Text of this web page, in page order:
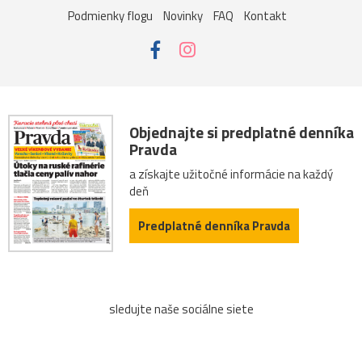
Podmienky flogu Novinky FAQ Kontakt
Objednajte si predplatné denníka
Pravda
a získajte užitočné informácie na každý
deň
Predplatné denníka Pravda
sledujte naše sociálne siete